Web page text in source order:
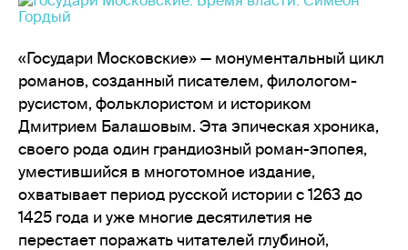
«Государи Московские» — монументальный цикл
романов, созданный писателем, филологом-
русистом, фольклористом и историком
Дмитрием Балашовым. Эта эпическая хроника,
своего рода один грандиозный роман-эпопея,
уместившийся в многотомное издание,
охватывает период русской истории с 1263 до
1425 года и уже многие десятилетия не
перестает поражать читателей глубиной,